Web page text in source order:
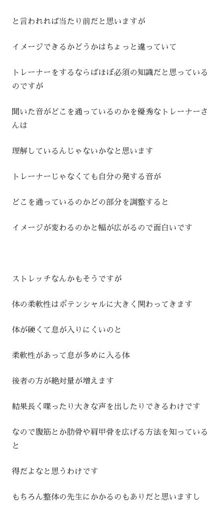
と言われれば当たり前だと思いますが
イメージできるかどうかはちょっと違っていて
トレーナーをするならばほぼ必須の知識だと思っている
のですが
聞いた音がどこを通っているのかを優秀なトレーナーさ
んは
理解しているんじゃないかなと思います
トレーナーじゃなくても自分の発する音が
どこを通っているのかどの部分を調整すると
イメージが変わるのかと幅が広がるので面白いです
ストレッチなんかもそうですが
体の柔軟性はポテンシャルに大きく関わってきます
体が硬くて息が入りにくいのと
柔軟性があって息が多めに入る体
後者の方が絶対量が増えます
結果長く喋ったり大きな声を出したりできるわけです
なので腹筋とか肋骨や肩甲骨を広げる方法を知っている
と
得だよなと思うわけです
もちろん整体の先生にかかるのもありだと思いますし